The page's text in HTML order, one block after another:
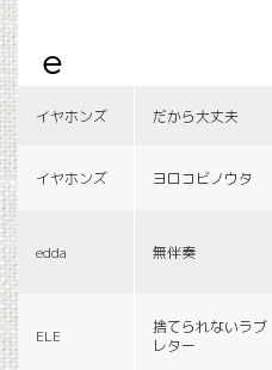
e
イヤホンズ だから大丈夫
イヤホンズ ヨロコビノウタ
edda 無伴奏
ELE
捨てられないラブ
レター